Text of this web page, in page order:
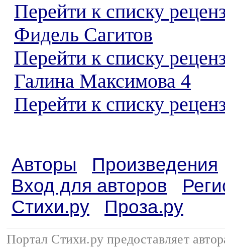
Перейти к списку
Фидель Сагитов
Перейти к списку
Галина Максимова 4
Перейти к списку
Авторы
Произведения
Вход для авторов
Стихи.ру
Проза.ру
Портал Стихи.ру предоставляет